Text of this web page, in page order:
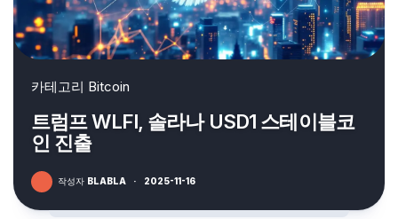
카테고리 Bitcoin
트럼프 WLFI, 솔라나 USD1 스테이블코
인 진출
작성자 BLABLA · 2025-11-16